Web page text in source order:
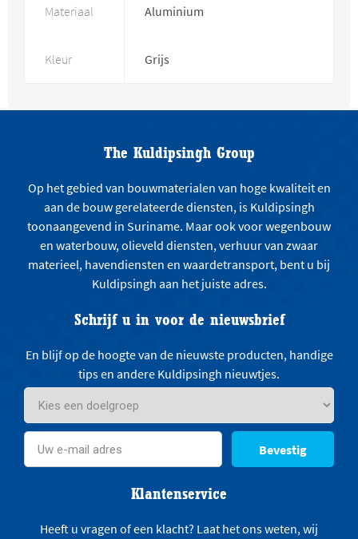
Materiaal Aluminium
Kleur Grijs
The Kuldipsingh Group
Op het gebied van bouwmaterialen van hoge kwaliteit en
aan de bouw gerelateerde diensten, is Kuldipsingh
toonaangevend in Suriname. Maar ook voor wegenbouw
en waterbouw, olieveld diensten, verhuur van zwaar
materieel, havendiensten en waardetransport, bent u bij
Kuldipsingh aan het juiste adres.
Schrijf u in voor de nieuwsbrief
En blijf op de hoogte van de nieuwste producten, handige
tips en andere Kuldipsingh nieuwtjes.
Bevestig
Klantenservice
Heeft u vragen of een klacht? Laat het ons weten, wij